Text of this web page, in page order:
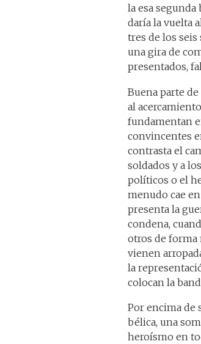
la esa
daría la vuelta
tres de los seis
una gira de
presentados,
Buena parte
al
fundamentan
convincentes
contrasta el
soldados y a
políticos o el
menudo cae
presenta la
condena,
otros de forma
vienen
la
colocan la
Por encima de
bélica, una
heroísmo en